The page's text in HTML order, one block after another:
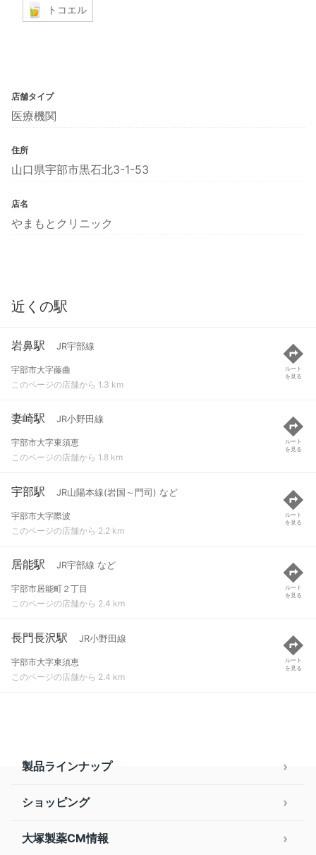
トコエル
店舗タイプ
医療機関
住所
山口県宇部市黒石北3-1-53
店名
やまもとクリニック
近くの駅
岩鼻駅 JR宇部線
宇部市大字藤曲
このページの店舗から 1.3 km
ルート
を見る
妻崎駅 JR小野田線
宇部市大字東須恵
このページの店舗から 1.8 km
ルート
を見る
宇部駅 JR山陽本線(岩国～門司) など
宇部市大字際波
このページの店舗から 2.2 km
ルート
を見る
居能駅 JR宇部線 など
宇部市居能町２丁目
このページの店舗から 2.4 km
ルート
を見る
長門長沢駅 JR小野田線
宇部市大字東須恵
このページの店舗から 2.4 km
ルート
を見る
製品ラインナップ
ショッピング
大塚製薬CM情報